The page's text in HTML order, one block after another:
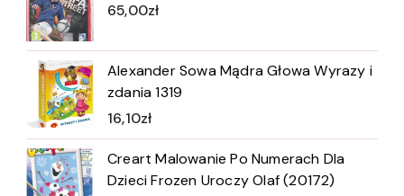
65,00zł
Alexander Sowa Mądra Głowa Wyrazy i
zdania 1319
16,10zł
Creart Malowanie Po Numerach Dla
Dzieci Frozen Uroczy Olaf (20172)